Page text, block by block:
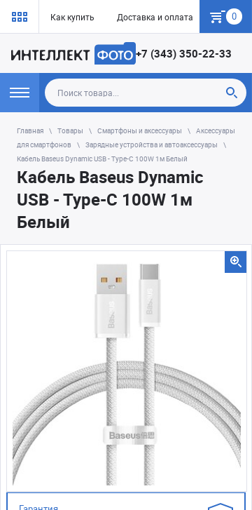
Как купить Доставка и оплата Гарантия
0
+7 (343) 350-22-33
Главная Товары Смартфоны и аксессуары
Аксессуары
для смартфонов
Зарядные устройства и автоаксессуары
Кабель Baseus Dynamic USB - Type-C 100W 1м Белый
Кабель Baseus Dynamic
USB - Type-C 100W 1м
Белый